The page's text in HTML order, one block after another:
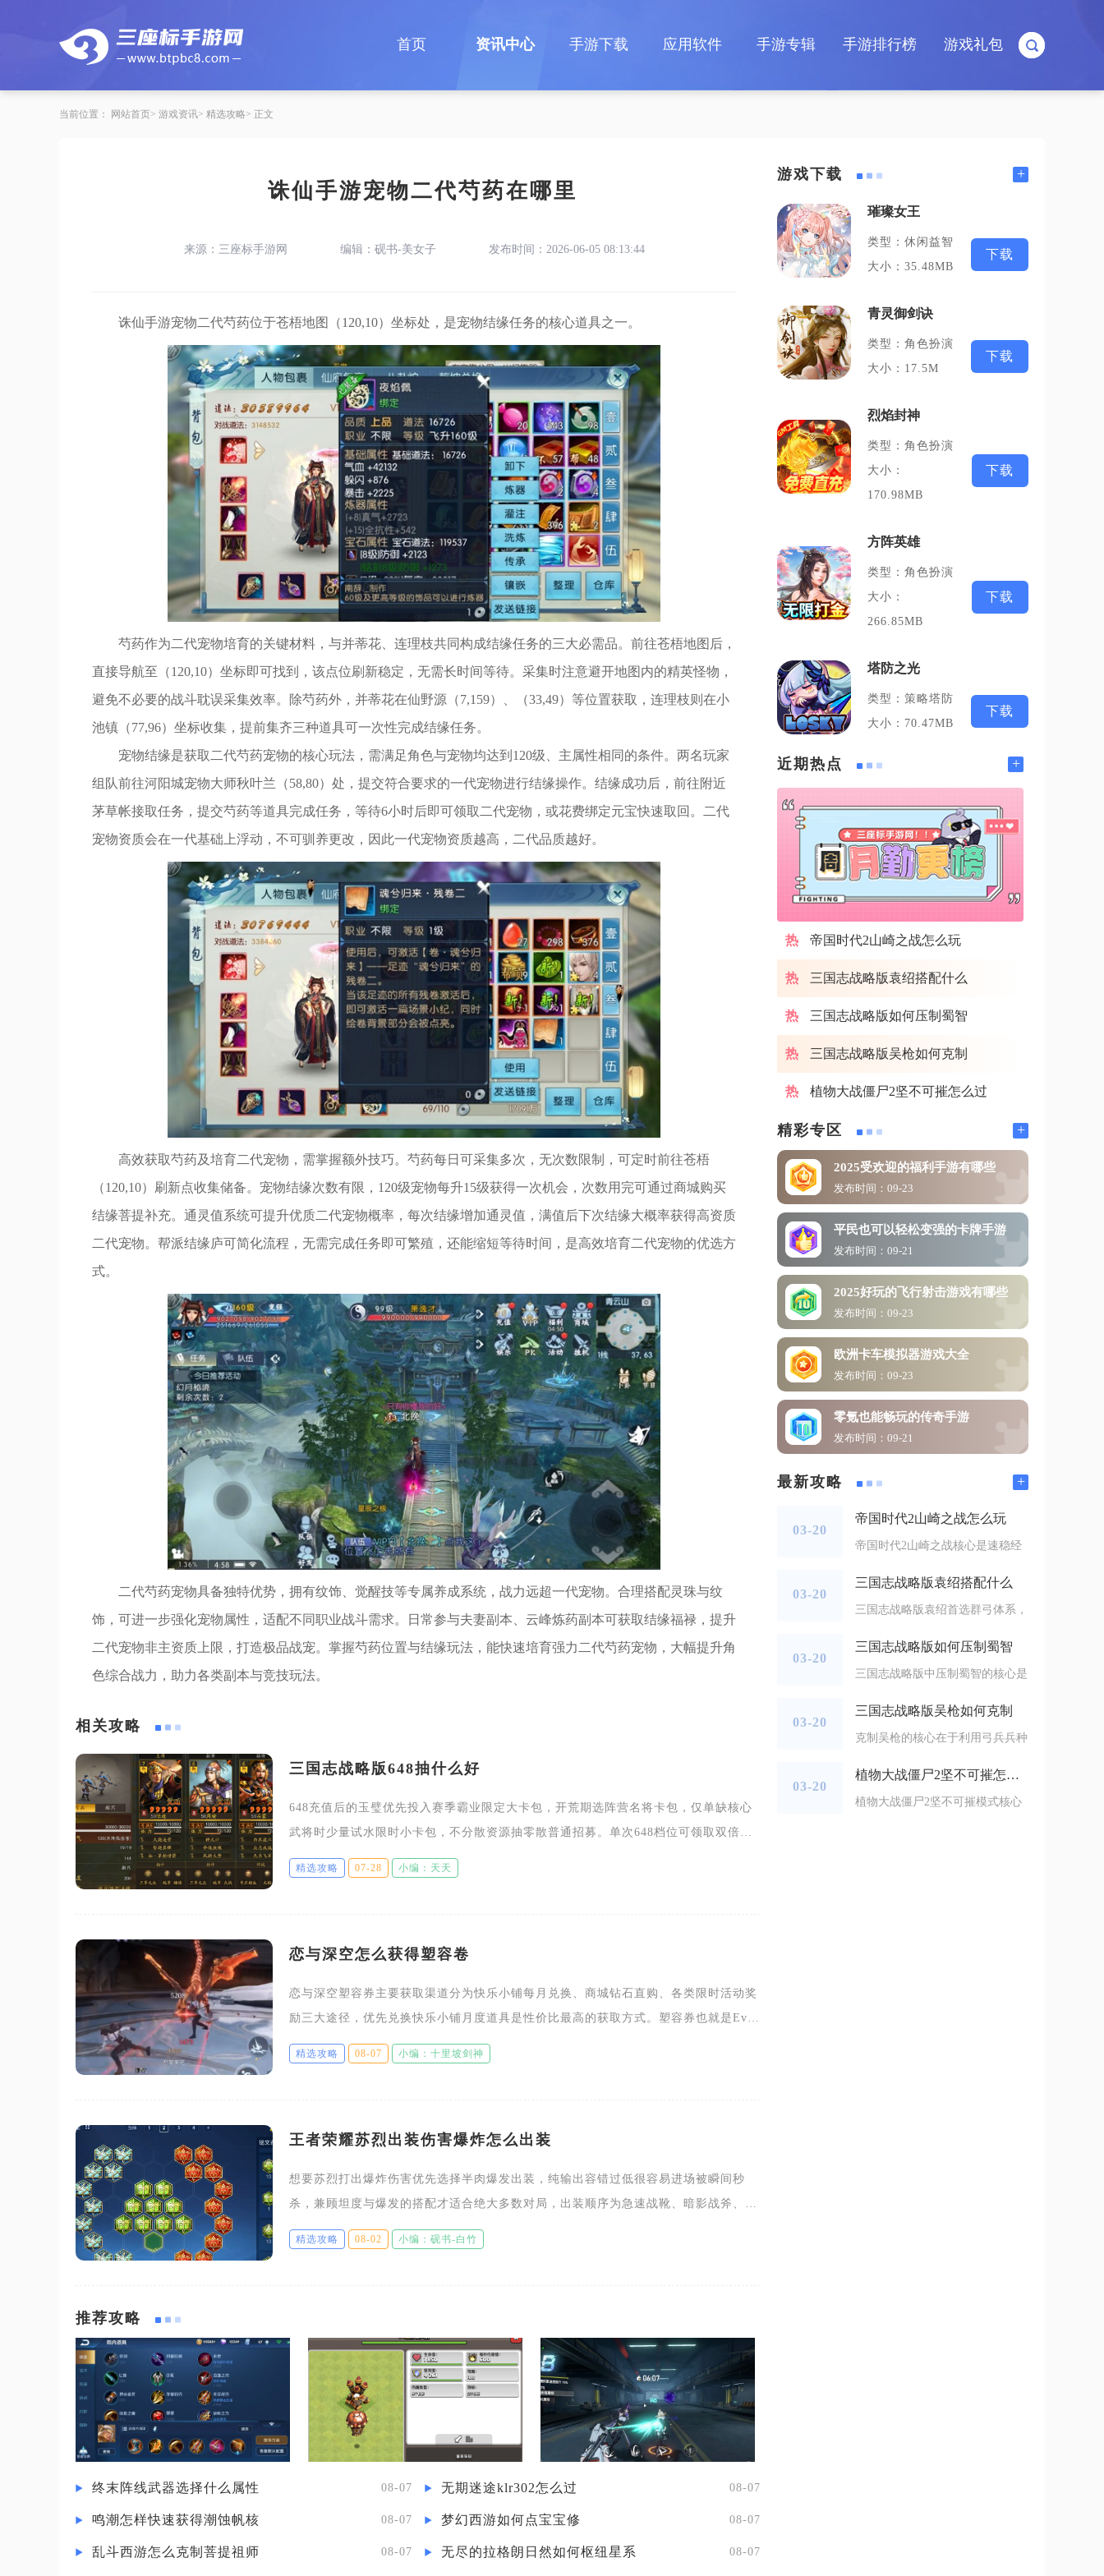
首页 资讯中心 手游下载 应用软件 手游专辑 手游排行榜 游戏礼包
当前位置： 网站首页 游戏资讯 精选攻略 正文
诛仙手游宠物二代芍药在哪里
来源：三座标手游网 编辑：砚书-美女子 发布时间：2026-06-05 08:13:44
诛仙手游宠物二代芍药位于苍梧地图（120,10）坐标处，是宠物结缘任务的核心道具之一。
芍药作为二代宠物培育的关键材料，与并蒂花、连理枝共同构成结缘任务的三大必需品。前往苍梧地图后，
直接导航至（120,10）坐标即可找到，该点位刷新稳定，无需长时间等待。采集时注意避开地图内的精英怪物，
避免不必要的战斗耽误采集效率。除芍药外，并蒂花在仙野源（7,159）、（33,49）等位置获取，连理枝则在小
池镇（77,96）坐标收集，提前集齐三种道具可一次性完成结缘任务。
宠物结缘是获取二代芍药宠物的核心玩法，需满足角色与宠物均达到120级、主属性相同的条件。两名玩家
组队前往河阳城宠物大师秋叶兰（58,80）处，提交符合要求的一代宠物进行结缘操作。结缘成功后，前往附近
茅草帐接取任务，提交芍药等道具完成任务，等待6小时后即可领取二代宠物，或花费绑定元宝快速取回。二代
宠物资质会在一代基础上浮动，不可驯养更改，因此一代宠物资质越高，二代品质越好。
高效获取芍药及培育二代宠物，需掌握额外技巧。芍药每日可采集多次，无次数限制，可定时前往苍梧
（120,10）刷新点收集储备。宠物结缘次数有限，120级宠物每升15级获得一次机会，次数用完可通过商城购买
结缘菩提补充。通灵值系统可提升优质二代宠物概率，每次结缘增加通灵值，满值后下次结缘大概率获得高资质
二代宠物。帮派结缘庐可简化流程，无需完成任务即可繁殖，还能缩短等待时间，是高效培育二代宠物的优选方
式。
二代芍药宠物具备独特优势，拥有纹饰、觉醒技等专属养成系统，战力远超一代宠物。合理搭配灵珠与纹
饰，可进一步强化宠物属性，适配不同职业战斗需求。日常参与夫妻副本、云峰炼药副本可获取结缘福禄，提升
二代宠物非主资质上限，打造极品战宠。掌握芍药位置与结缘玩法，能快速培育强力二代芍药宠物，大幅提升角
色综合战力，助力各类副本与竞技玩法。
相关攻略
三国志战略版648抽什么好
648充值后的玉璧优先投入赛季霸业限定大卡包，开荒期选阵营名将卡包，仅单缺核心
武将时少量试水限时小卡包，不分散资源抽零散普通招募。单次648档位可领取双倍玉
璧奖励，整体金珠总量足够完成两轮三十抽保底，刚好满足卡池保底机制需求。霸业限
定卡池收
精选攻略 07-28 小编：天天
恋与深空怎么获得塑容卷
恋与深空塑容券主要获取渠道分为快乐小铺每月兑换、商城钻石直购、各类限时活动奖
励三大途径，优先兑换快乐小铺月度道具是性价比最高的获取方式。塑容券也就是Evol
塑容券，是修改主角容貌的专属道具，初次创建角色拥有免费捏脸机会，后续调整五
官、妆容、
精选攻略 08-07 小编：十里坡剑神
王者荣耀苏烈出装伤害爆炸怎么出装
想要苏烈打出爆炸伤害优先选择半肉爆发出装，纯输出容错过低很容易进场被瞬间秒
杀，兼顾坦度与爆发的搭配才适合绝大多数对局，出装顺序为急速战靴、暗影战斧、冰
痕之握、破军、破魔刀、暴烈之甲，这套装备可以充分激活苏烈大招与强化普攻的高额
攻击力加成，团
精选攻略 08-02 小编：砚书-白竹
推荐攻略
终末阵线武器选择什么属性 08-07 无期迷途klr302怎么过 08-07
鸣潮怎样快速获得潮蚀帆核 08-07 梦幻西游如何点宝宝修 08-07
乱斗西游怎么克制菩提祖师 08-07 无尽的拉格朗日然如何枢纽星系 08-07
游戏下载 +
璀璨女王
类型：休闲益智
大小：35.48MB
下载
青灵御剑诀
类型：角色扮演
大小：17.5M
下载
烈焰封神
类型：角色扮演
大小：
170.98MB
下载
方阵英雄
类型：角色扮演
大小：
266.85MB
下载
塔防之光
类型：策略塔防
大小：70.47MB
下载
近期热点 +
帝国时代2山崎之战怎么玩
三国志战略版袁绍搭配什么
三国志战略版如何压制蜀智
三国志战略版吴枪如何克制
植物大战僵尸2坚不可摧怎么过
精彩专区 +
2025受欢迎的福利手游有哪些
发布时间：09-23
平民也可以轻松变强的卡牌手游
发布时间：09-21
2025好玩的飞行射击游戏有哪些
发布时间：09-23
欧洲卡车模拟器游戏大全
发布时间：09-23
零氪也能畅玩的传奇手游
发布时间：09-21
最新攻略 +
03-20
帝国时代2山崎之战怎么玩
帝国时代2山崎之战核心是速稳经
03-20
三国志战略版袁绍搭配什么
三国志战略版袁绍首选群弓体系，
03-20
三国志战略版如何压制蜀智
三国志战略版中压制蜀智的核心是
03-20
三国志战略版吴枪如何克制
克制吴枪的核心在于利用弓兵兵种
03-20
植物大战僵尸2坚不可摧怎么过
植物大战僵尸2坚不可摧模式核心